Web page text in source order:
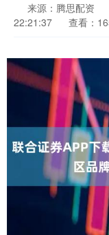
来源：腾思配资
22:21:37
查看：